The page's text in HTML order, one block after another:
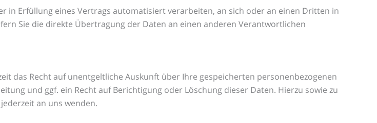
in Erfüllung eines Vertrags automatisiert verarbeiten, an sich oder an einen Dritten in
Sie die direkte Übertragung der Daten an einen anderen Verantwortlichen
das Recht auf unentgeltliche Auskunft über Ihre gespeicherten personenbezogenen
und ggf. ein Recht auf Berichtigung oder Löschung dieser Daten. Hierzu sowie zu
an uns wenden.